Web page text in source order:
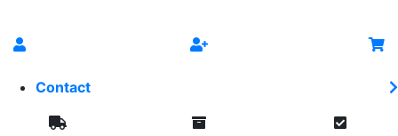
Contact